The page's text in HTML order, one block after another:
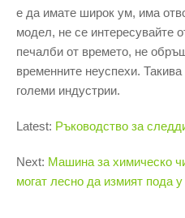
е да имате широк ум, има
модел, не се интересувайте
печалби от времето, не
временните неуспехи. Такива
големи индустрии.
Latest: Ръководство за
Next: Машина за химическо
могат лесно да измият пода